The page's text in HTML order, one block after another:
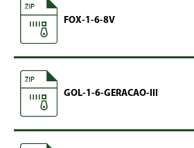
FOX-1-6-8V
GOL-1-6-GERACAO-III